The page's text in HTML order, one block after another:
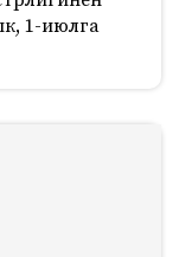
1-июлга